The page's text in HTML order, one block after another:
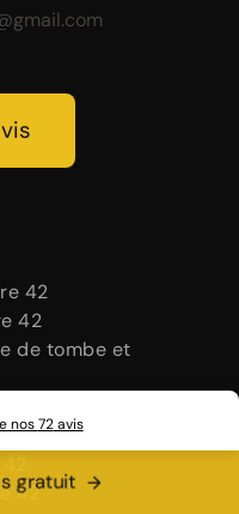
42
42
de tombe et
42
42
gratuit
nos72avis